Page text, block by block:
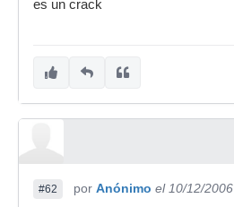
es un crack
#62 por Anónimo el 10/12/2006